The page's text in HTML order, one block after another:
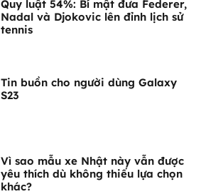
Quy luật 54%: Bí mật đưa Federer,
Nadal và Djokovic lên đỉnh lịch sử
tennis
Tin buồn cho người dùng Galaxy
S23
Vì sao mẫu xe Nhật này vẫn được
yêu thích dù không thiếu lựa chọn
khác?